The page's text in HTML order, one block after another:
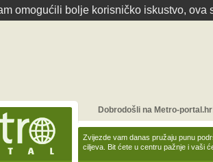
omogućili bolje korisničko iskustvo,
Zvijezde vam danas pružaju punu
ciljeva. Bit ćete u centru pažnje i vaši
Dobrodošli na Metro-